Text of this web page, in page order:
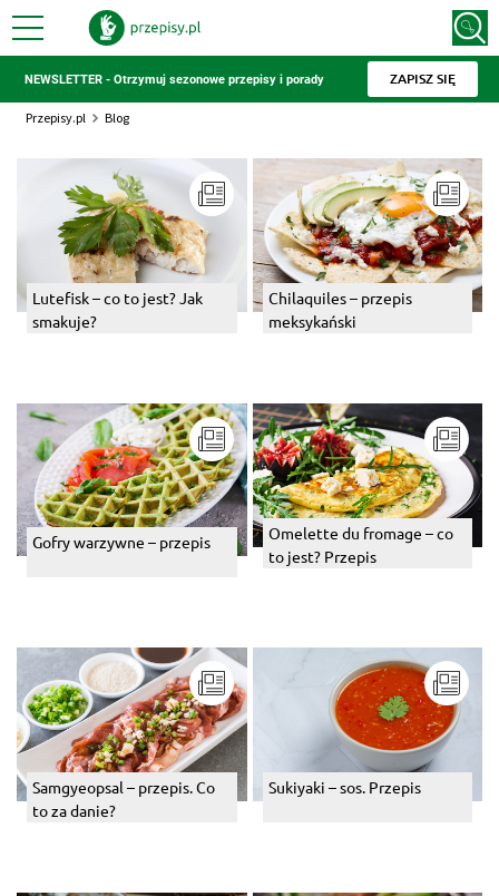
NEWSLETTER - Otrzymuj sezonowe przepisy i porady ZAPISZ SIĘ
Przepisy.pl Blog
Lutefisk – co to jest? Jak
smakuje?
Chilaquiles – przepis
meksykański
Gofry warzywne – przepis
Omelette du fromage – co
to jest? Przepis
Samgyeopsal – przepis. Co
to za danie?
Sukiyaki – sos. Przepis